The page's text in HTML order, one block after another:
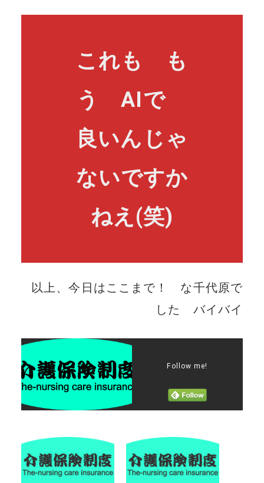
これも も
う AIで
良いんじゃ
ないですか
ねえ(笑)
以上、今日はここまで！ な千代原で
した バイバイ
Follow me!